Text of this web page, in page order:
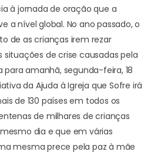
à jornada de oração que a
a nível global. No ano passado, o
de as crianças irem rezar
situações de crise causadas pela
para amanhã, segunda-feira, 18
da Ajuda à Igreja que Sofre irá
de 130 países em todos os
de milhares de crianças
dia e que em várias
mesma prece pela paz à mãe